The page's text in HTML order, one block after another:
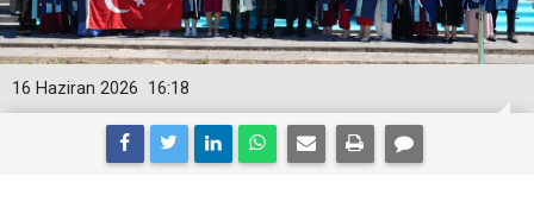
16:18
16 Haziran 2026